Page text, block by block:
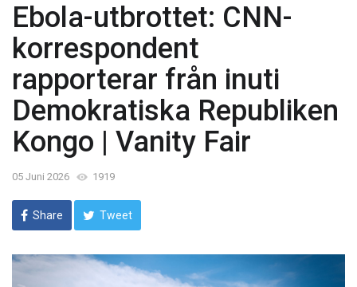
Ebola-utbrottet: CNN-
korrespondent
rapporterar från inuti
Demokratiska Republiken
Kongo | Vanity Fair
05 Juni 2026 1919
Share Tweet